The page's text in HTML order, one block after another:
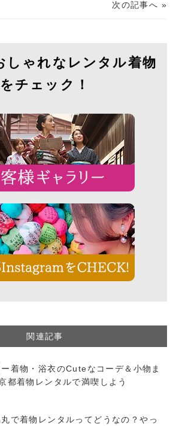
次の記事へ »
しゃれなレンタル着物
をチェック！
関連記事
着物・浴衣のCuteなコーデ＆小物ま
都着物レンタルで満喫しよう
で着物レンタルってどうなの？やっ